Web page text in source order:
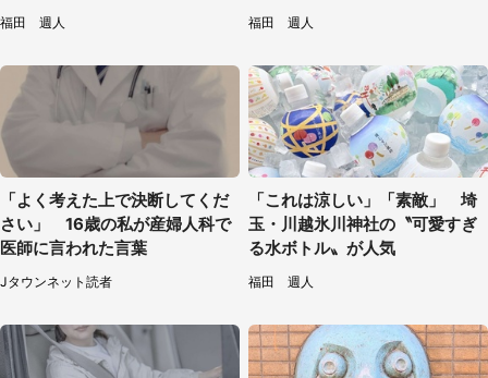
福田 週人
見てたい」
福田 週人
「よく考えた上で決断してくだ
さい」 16歳の私が産婦人科で
医師に言われた言葉
Jタウンネット読者
「これは涼しい」「素敵」 埼
玉・川越氷川神社の〝可愛すぎ
る水ボトル〟が人気
福田 週人